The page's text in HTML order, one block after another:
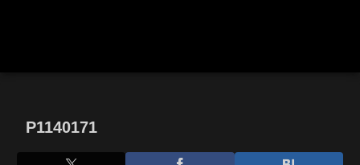
P1140171